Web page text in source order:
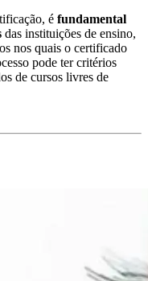
é fundamental
das instituições de ensino,
nos quais o certificado
pode ter critérios
de cursos livres de